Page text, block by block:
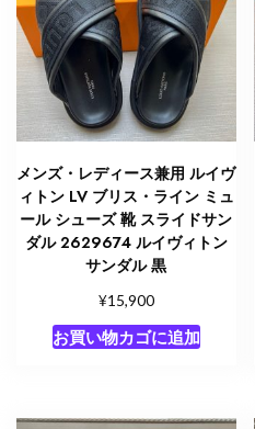
メンズ・レディース兼用 ルイヴ
ィトン LV ブリス・ライン ミュ
ール シューズ 靴 スライドサン
ダル 2629674 ルイヴィトン
サンダル 黒
¥15,900
お買い物カゴに追加